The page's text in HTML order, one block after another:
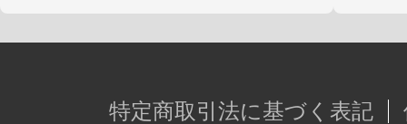
特定商取引法に基づく表記